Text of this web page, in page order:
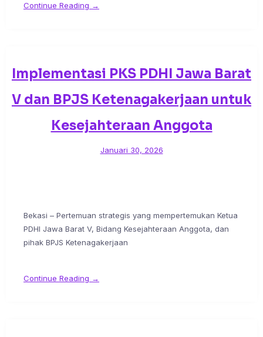
Continue Reading →
Implementasi PKS PDHI Jawa Barat
V dan BPJS Ketenagakerjaan untuk
Kesejahteraan Anggota
Januari 30, 2026
Bekasi – Pertemuan strategis yang mempertemukan Ketua
PDHI Jawa Barat V, Bidang Kesejahteraan Anggota, dan
pihak BPJS Ketenagakerjaan
Continue Reading →